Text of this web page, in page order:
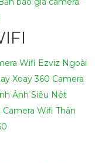
Wifi Ezviz Ngoài
Xoay 360 Camera
Ảnh Siêu Nét
Camera Wifi Thân